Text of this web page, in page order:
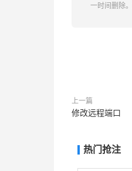
一时间删除
上一篇
修改远程端口
热门抢注